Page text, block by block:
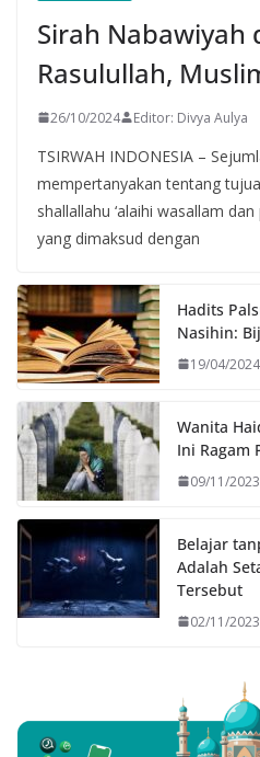
Sirah Nabawiyah
Rasulullah,
26/10/2024 Editor: Divya Aulya
TSIRWAH INDONESIA –
mempertanyakan tentang
shallallahu ‘alaihi wasallam
yang dimaksud dengan
Hadits
Nasihin:
19/04/2024
Wanita
Ini Ragam
09/11/2023
Belajar
Adalah
Tersebut
02/11/2023